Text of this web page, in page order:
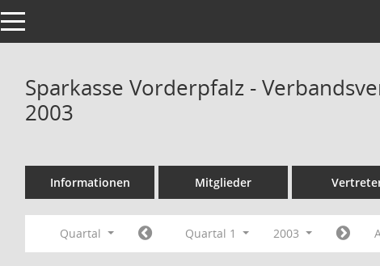
Toggle navigation
Sparkasse Vorderpfalz -
2003
Informationen Mitglieder
Quartal Quartal 1 2003